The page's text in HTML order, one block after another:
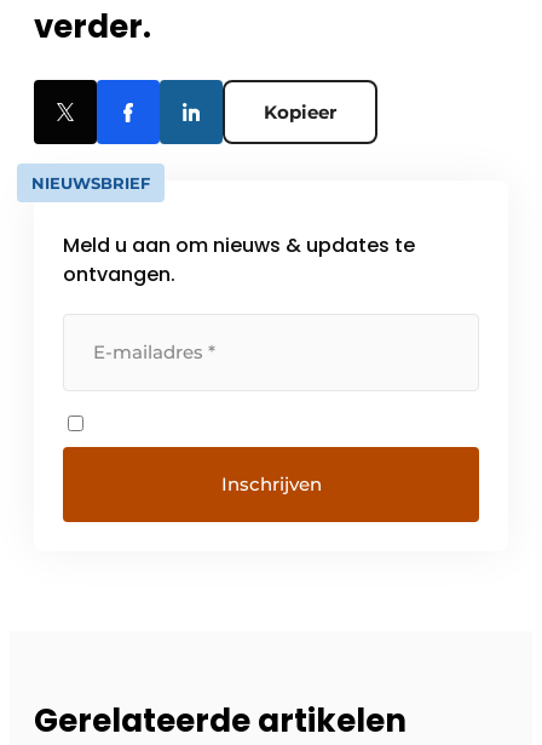
verder.
Kopieer
NIEUWSBRIEF
Meld u aan om nieuws & updates te
ontvangen.
Gerelateerde artikelen